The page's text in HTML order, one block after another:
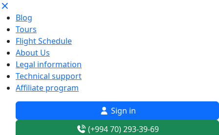
Blog
Tours
Flight Schedule
About Us
Legal information
Technical support
Affiliate program
Sign in
(+994 70) 293-39-69